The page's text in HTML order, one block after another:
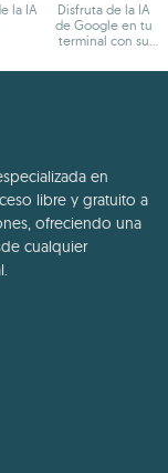
la IA
Disfruta de la IA
de Google en tu
terminal con su
en
libre y gratuito a
ofreciendo una
cualquier